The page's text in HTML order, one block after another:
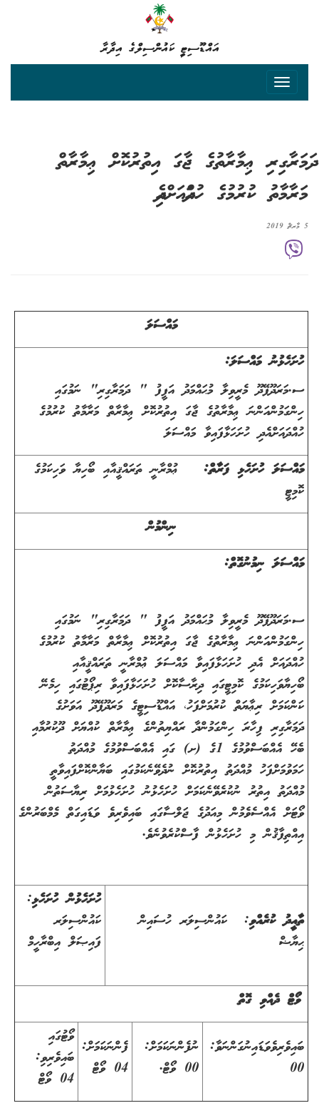
އައްޑޫސިޓީ ކައުންސިލްގެ އިދާރާ
ދަމަރާގިރި ޢިމާރާތުގެ ޖާގަ އިތުރުކޮށް ޢިމާރާތް
މަރާމާތު ކުރުމުގެ ހުއްދައަށްއެދި
5 މާރޗް 2019
މައްސަލަ
ހުށަހެޅުނު މައްސަލަ:
ސ.މަރަދޫފޭދޫ މެރީވިލާ މުޙައްމަދު އަފީފު " ދަމަރާގިރި" ނަމުގައި
ހިންގަމުންއަންނަ ޢިމާރާތުގެ ޖާގަ އިތުރުކޮށް ޢިމާރާތް މަރާމާތު ކުރުމުގެ
ހުއްދައަށްއެދި ހުށަހަޅާފައިވާ މައްސަލަ
މައްސަލަ ހުށަހެޅި ފަރާތް:
ޢުމްރާނީ ތަރައްޤީއާއި ބޯހިޔާ ވަހިކަމުގެ
ކޮމިޓީ
ނިންމުން
މައްސަލަ ނިމުނުގޮތް:
ސ.މަރަދޫފޭދޫ މެރީވިލާ މުޙައްމަދު އަފީފު " ދަމަރާގިރި" ނަމުގައި
ހިންގަމުންއަންނަ ޢިމާރާތުގެ ޖާގަ އިތުރުކޮށް ޢިމާރާތް މަރާމާތު ކުރުމުގެ
ހުއްދައަށް އެދި ހުށަހަޅާފައިވާ މައްސަލަ ޢުމްރާނީ ތަރައްޤީއާއި
ބޯހިޔާވަހިކަމުގެ ކޮމިޓީގައި ދިރާސާކޮށް ހުށަހަޅާފައިވާ ރިޕޯޓުގައި ހިމެނޭ
ކަންކަމަށް ރިޢާޔަތް ކުރުމަށްފަހު، އައްޑޫސިޓީގެ މަރަދޫފޭދޫ އަވަށުގެ
ދަމަރާގިރި ފިހާރަ ހިންގަމުންދާ ރައްޔިތުންގެ ޢިމާރާތް ކުއްޔަށް ދޫކުރުމާއި
ބެހޭ އެއްބަސްވުމުގެ 1ގެ (ށ) ގައި އެއްބަސްވުމުގެ މުއްދަތު
ހަމަވުމަށްފަހު މުއްދަތު އިތުރުކޮށް ނުދެވޭނެކަމުގައި ބަޔާންކޮށްފައިވާތީ
މުއްދަތު އިތުރު ނުކުރެވޭނެކަމަށް ހުށަހެޅުނު ހުށަހެޅުމަށް ރިޔާސަތުން
ވޯޓަށް އެއްސެވެމުން މިއަދުގެ ޖަލްސާގައި ބައިވެރިވެ ވަޑައިގަތް މެމްބަރުންގެ
އިއްތިފާޤުން މި ހުށަހެޅުން ފާސްކުރެވުނެވެ.
ތާއީދު ކުރެއްވި: ކައުންސިލަރ ހުސައިން
ޙިޔާޟް
ހުށަހެޅުން ހުށަހެޅި:
ކައުންސިލަރ
ފައިޞަލް އިބްރާހީމް
ވޯޓް ދެއްވި ގޮތް
ބައިވެރިވެވަޑައިނުގަންނަވާ:
00
ނުފެންނަކަމަށް:
00 ވޯޓް.
ފެންނަކަމަށް:
04 ވޯޓް
ވޯޓުގައި
ބައިވެރިވި:
04 ވޯޓް